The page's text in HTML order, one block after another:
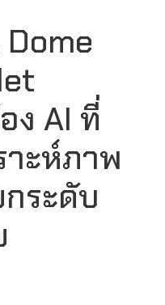
ง AI ที่
าะห์ภาพ
ระดับ